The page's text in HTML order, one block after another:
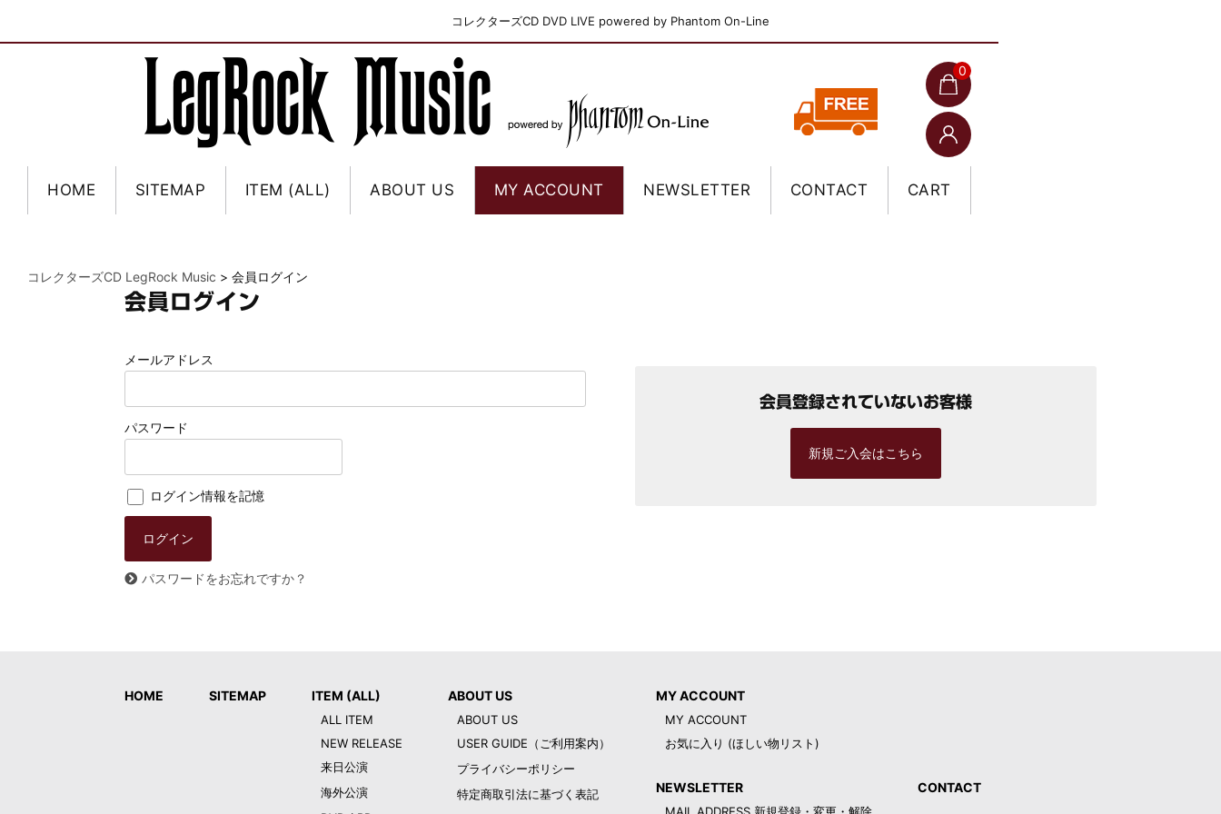
コレクターズCD DVD LIVE powered by Phantom On-Line
0
HOME SITEMAP ITEM (ALL) ABOUT US MY ACCOUNT NEWSLETTER CONTACT CART
コレクターズCD LegRock Music > 会員ログイン
会員ログイン
メールアドレス
パスワード
ログイン情報を記憶
パスワードをお忘れですか？
会員登録されていないお客様
新規ご入会はこちら
HOME SITEMAP ITEM (ALL)
ALL ITEM
NEW RELEASE
来日公演
海外公演
ABOUT US
ABOUT US
USER GUIDE（ご利用案内）
プライバシーポリシー
特定商取引法に基づく表記
MY ACCOUNT
MY ACCOUNT
お気に入り (ほしい物リスト)
NEWSLETTER CONTACT